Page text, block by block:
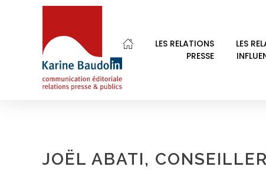
LES RELATIONS
PRESSE
LES
JOËL ABATI,